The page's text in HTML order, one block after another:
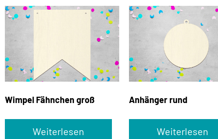
Wimpel Fähnchen groß
Weiterlesen
Anhänger rund
Weiterlesen